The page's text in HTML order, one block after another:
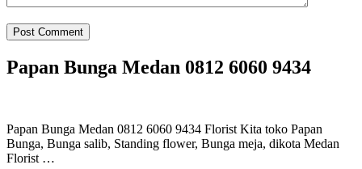
Papan Bunga Medan 0812 6060 9434
Papan Bunga Medan 0812 6060 9434 Florist Kita toko Papan
Bunga, Bunga salib, Standing flower, Bunga meja, dikota Medan
Florist …